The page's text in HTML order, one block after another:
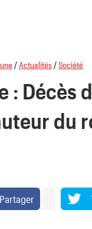
/Actualités /Société
: Décès
du
Partager